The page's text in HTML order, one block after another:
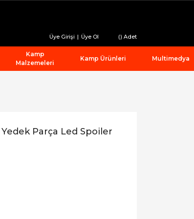
Üye Girişi | Üye Ol () Adet
Kamp
Malzemeleri
Kamp Ürünleri Multimedya
Parça Led Spoiler